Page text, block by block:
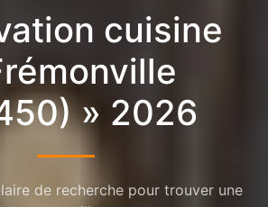
cuisine
» 2026
de recherche pour trouver une